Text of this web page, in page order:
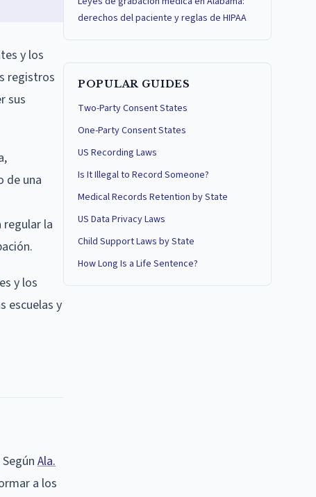
y los
registros
sus
de una
la
y los
escuelas y
Ala.
a los
derechos del paciente y reglas de HIPAA
POPULAR GUIDES
Two-Party Consent States
One-Party Consent States
US Recording Laws
Is It Illegal to Record Someone?
Medical Records Retention by State
US Data Privacy Laws
Child Support Laws by State
How Long Is a Life Sentence?